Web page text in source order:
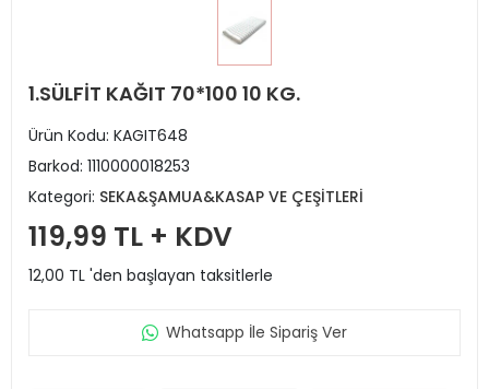
1.SÜLFİT KAĞIT 70*100 10 KG.
Ürün Kodu: KAGIT648
Barkod: 1110000018253
Kategori: SEKA&ŞAMUA&KASAP VE ÇEŞİTLERİ
119,99 TL + KDV
12,00 TL 'den başlayan taksitlerle
Whatsapp İle Sipariş Ver